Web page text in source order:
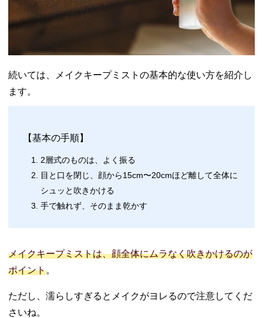
続いては、メイクキープミストの基本的な使い方を紹介し
ます。
【基本の手順】
2層式のものは、よく振る
目と口を閉じ、顔から15cm〜20cmほど離して全体に
シュッと吹きかける
手で触れず、そのまま乾かす
メイクキープミストは、顔全体にムラなく吹きかけるのが
ポイント。
ただし、濡らしすぎるとメイクがヨレるので注意してくだ
さいね。